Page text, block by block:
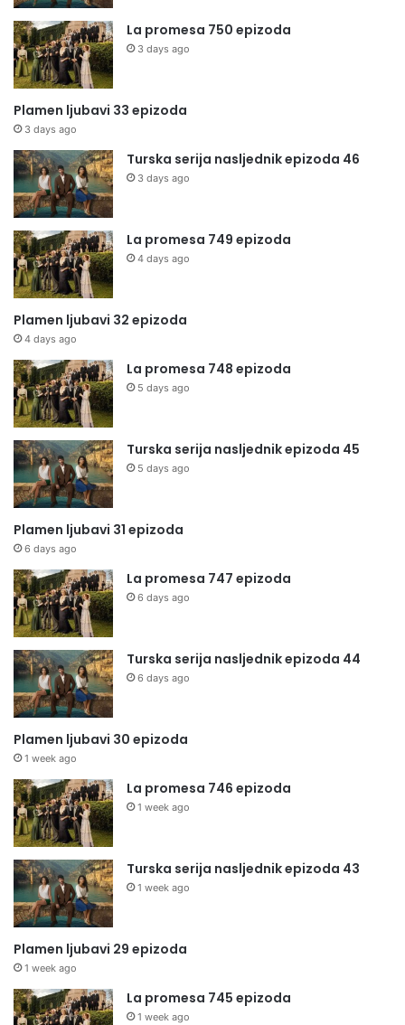
La promesa 750 epizoda
3 days ago
Plamen ljubavi 33 epizoda
3 days ago
Turska serija nasljednik epizoda 46
3 days ago
La promesa 749 epizoda
4 days ago
Plamen ljubavi 32 epizoda
4 days ago
La promesa 748 epizoda
5 days ago
Turska serija nasljednik epizoda 45
5 days ago
Plamen ljubavi 31 epizoda
6 days ago
La promesa 747 epizoda
6 days ago
Turska serija nasljednik epizoda 44
6 days ago
Plamen ljubavi 30 epizoda
1 week ago
La promesa 746 epizoda
1 week ago
Turska serija nasljednik epizoda 43
1 week ago
Plamen ljubavi 29 epizoda
1 week ago
La promesa 745 epizoda
1 week ago